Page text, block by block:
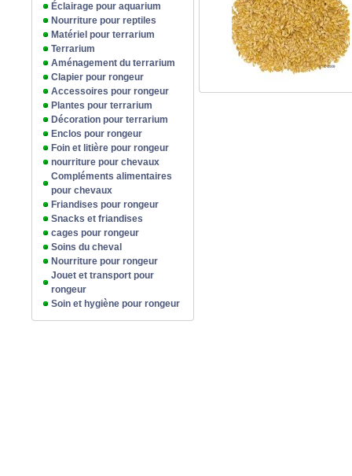
Éclairage pour aquarium
Nourriture pour reptiles
Matériel pour terrarium
Terrarium
Aménagement du terrarium
Clapier pour rongeur
Accessoires pour rongeur
Plantes pour terrarium
Décoration pour terrarium
Enclos pour rongeur
Foin et litière pour rongeur
nourriture pour chevaux
Compléments alimentaires
pour chevaux
Friandises pour rongeur
Snacks et friandises
cages pour rongeur
Soins du cheval
Nourriture pour rongeur
Jouet et transport pour
rongeur
Soin et hygiène pour rongeur